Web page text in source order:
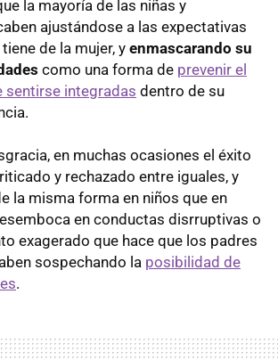
la mayoría de las niñas y
ajustándose a las expectativas
de la mujer, y enmascarando su
como una forma de prevenir el
sentirse integradas dentro de su
en muchas ocasiones el éxito
y rechazado entre iguales, y
la misma forma en niños que en
en conductas disrruptivas o
exagerado que hace que los padres
sospechando la posibilidad de
.